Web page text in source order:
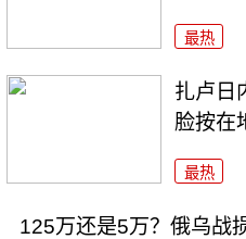
最热
扎卢日
脸按在
最热
125万还是5万？俄乌战